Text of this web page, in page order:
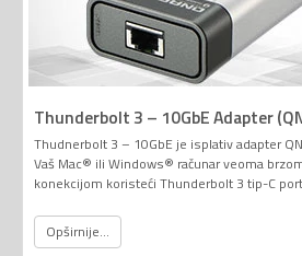
Thunderbolt 3 – 10GbE Adapter
Thudnerbolt 3 – 10GbE je isplativ adapter
Vaš Mac® ili Windows® računar veoma
konekcijom koristeći Thunderbolt 3 tip-C
Opširnije...